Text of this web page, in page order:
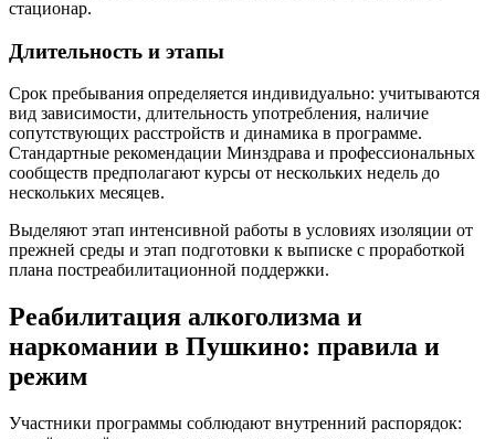
стационар.
Длительность и этапы
Срок пребывания определяется индивидуально: учитываются
вид зависимости, длительность употребления, наличие
сопутствующих расстройств и динамика в программе.
Стандартные рекомендации Минздрава и профессиональных
сообществ предполагают курсы от нескольких недель до
нескольких месяцев.
Выделяют этап интенсивной работы в условиях изоляции от
прежней среды и этап подготовки к выписке с проработкой
плана постреабилитационной поддержки.
Реабилитация алкоголизма и
наркомании в Пушкино: правила и
режим
Участники программы соблюдают внутренний распорядок: